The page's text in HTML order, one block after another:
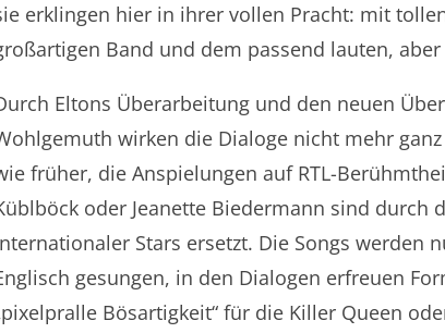
erklingen hier in ihrer vollen Pracht: mit
Band und dem passend lauten,
Eltons Überarbeitung und den neuen
wirken die Dialoge nicht mehr
früher, die Anspielungen auf RTL-
oder Jeanette Biedermann sind durch
Stars ersetzt. Die Songs werden
gesungen, in den Dialogen erfreuen
Bösartigkeit“ für die Killer Queen